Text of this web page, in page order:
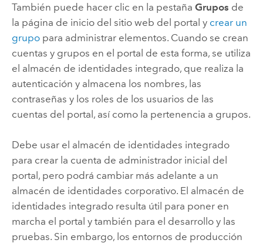
También puede hacer clic en la pestaña Grupos de
la página de inicio del sitio web del portal y crear un
grupopara administrar elementos. Cuando se crean
cuentas y grupos en el portal de esta forma, se utiliza
el almacén de identidades integrado, que realiza la
autenticación y almacena los nombres, las
contraseñas y los roles de los usuarios de las
cuentas del portal, así como la pertenencia a grupos.
Debe usar el almacén de identidades integrado
para crear la cuenta de administrador inicial del
portal, pero podrá cambiar más adelante a un
almacén de identidades corporativo. El almacén de
identidades integrado resulta útil para poner en
marcha el portal y también para el desarrollo y las
pruebas. Sin embargo, los entornos de producción